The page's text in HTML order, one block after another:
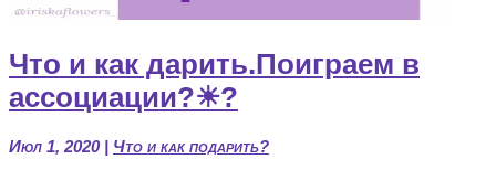
Что и как дарить.Поиграем в
ассоциации?☀?
Июл 1, 2020| Что и как подарить?